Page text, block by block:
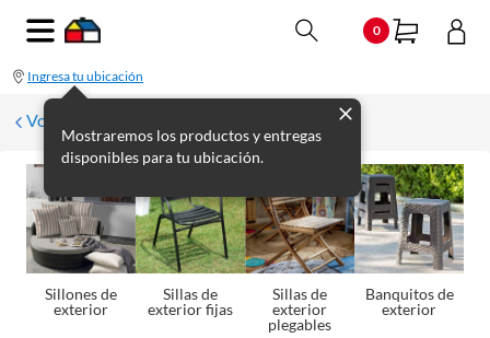
0
Ingresa tu ubicación
Mostraremos los productos y entregas
disponibles para tu ubicación.
Volver a Sillas de exterior
Sillones de
exterior
Sillas de
exterior fijas
Sillas de
exterior
plegables
Banquitos de
exterior